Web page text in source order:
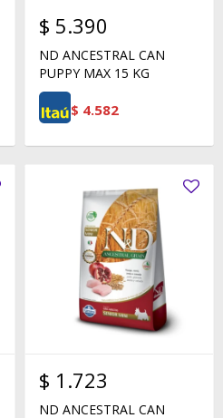
$ 5.390
ND ANCESTRAL CAN
PUPPY MAX 15 KG
$ 4.582
$ 1.723
ND ANCESTRAL CAN